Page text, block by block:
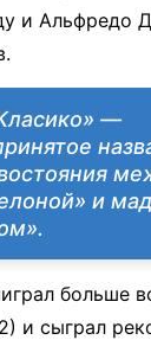
и Альфредо
—
и
больше
и сыграл